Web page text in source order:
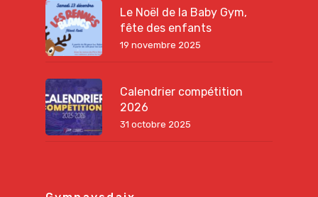
Le Noël de la Baby Gym,
fête des enfants
19 novembre 2025
Calendrier compétition
2026
31 octobre 2025